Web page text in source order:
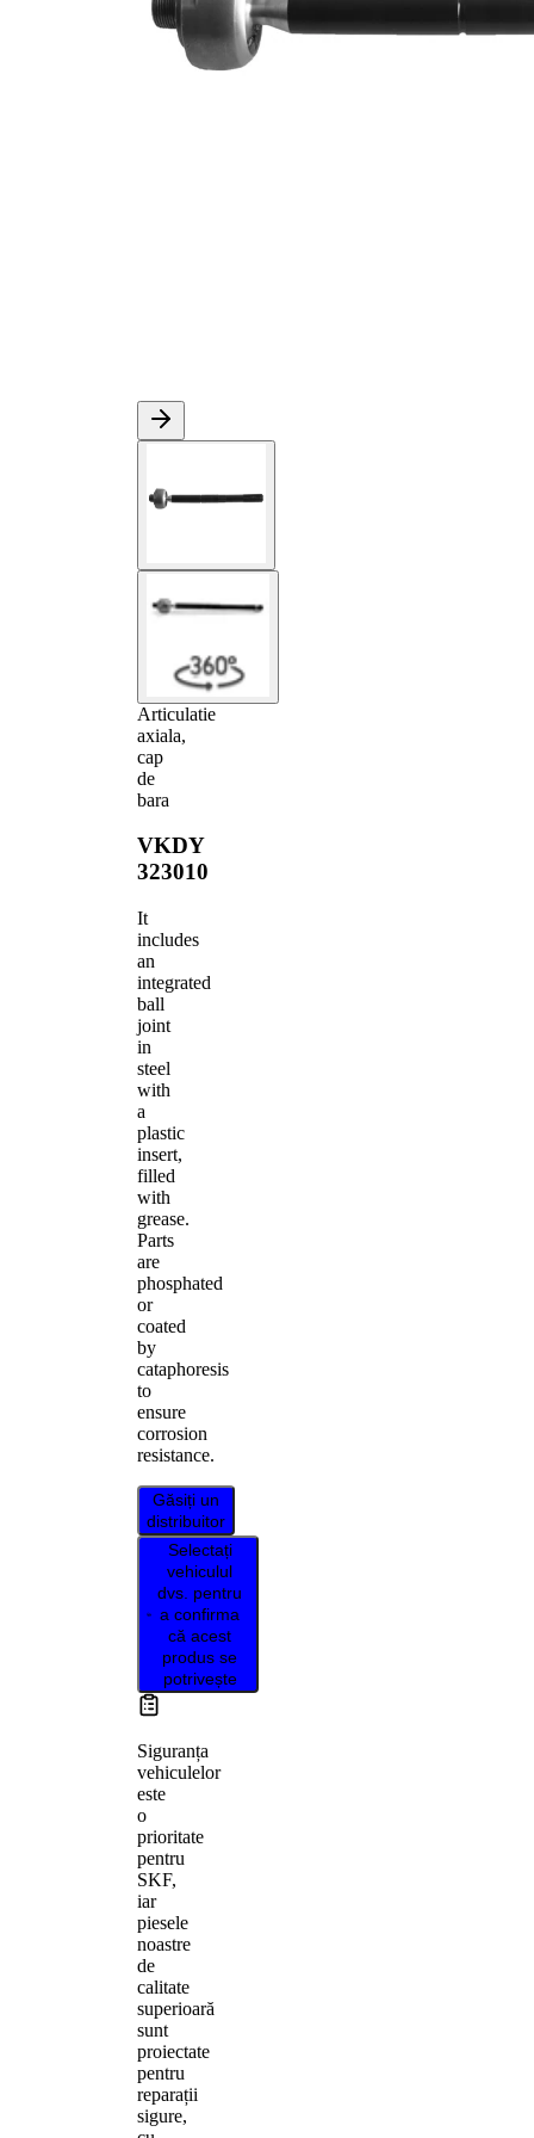
Articulatie
axiala,
cap
de
bara
VKDY
323010
It
includes
an
integrated
ball
joint
in
steel
with
a
plastic
insert,
filled
with
grease.
Parts
are
phosphated
or
coated
by
cataphoresis
to
ensure
corrosion
resistance.
Găsiți un
distribuitor
Selectați
vehiculul
dvs. pentru
a confirma
că acest
produs se
potrivește
Siguranța
vehiculelor
este
o
prioritate
pentru
SKF,
iar
piesele
noastre
de
calitate
superioară
sunt
proiectate
pentru
reparații
sigure,